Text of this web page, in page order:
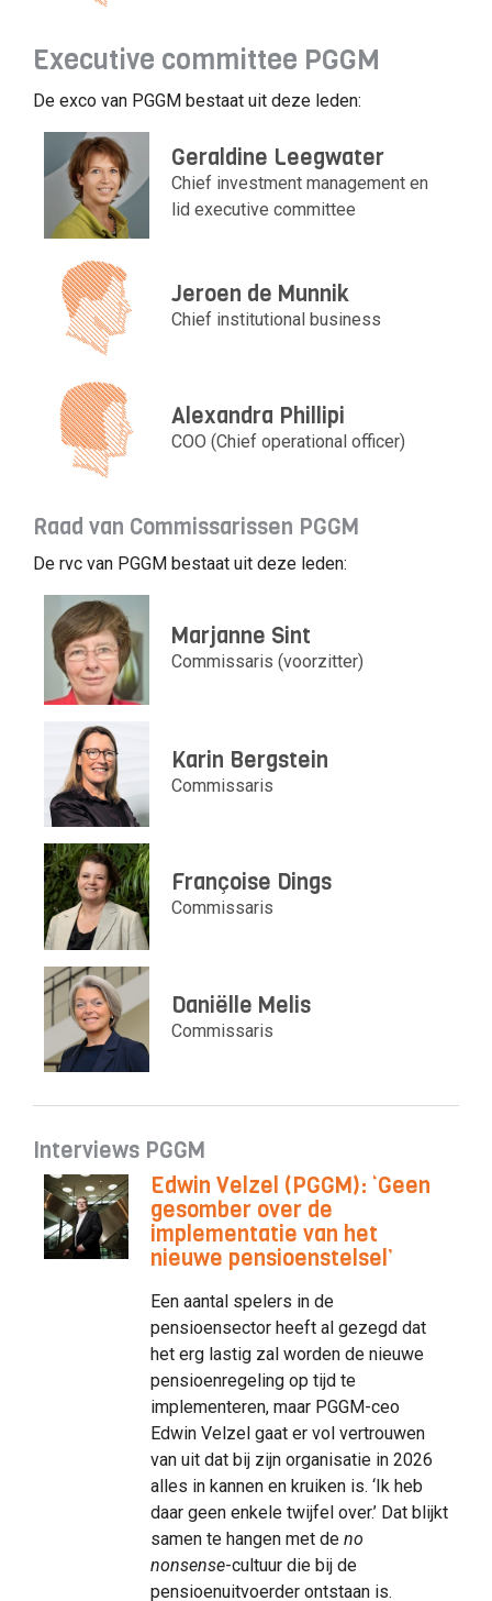
Executive committee PGGM
De exco van PGGM bestaat uit deze leden:
Geraldine Leegwater
Chief investment management en
lid executive committee
Jeroen de Munnik
Chief institutional business
Alexandra Phillipi
COO (Chief operational officer)
Raad van Commissarissen PGGM
De rvc van PGGM bestaat uit deze leden:
Marjanne Sint
Commissaris (voorzitter)
Karin Bergstein
Commissaris
Françoise Dings
Commissaris
Daniëlle Melis
Commissaris
Interviews PGGM
Edwin Velzel (PGGM): ‘Geen
gesomber over de
implementatie van het
nieuwe pensioenstelsel’
Een aantal spelers in de
pensioensector heeft al gezegd dat
het erg lastig zal worden de nieuwe
pensioenregeling op tijd te
implementeren, maar PGGM-ceo
Edwin Velzel gaat er vol vertrouwen
van uit dat bij zijn organisatie in 2026
alles in kannen en kruiken is. ‘Ik heb
daar geen enkele twijfel over.’ Dat blijkt
samen te hangen met de no
nonsense-cultuur die bij de
pensioenuitvoerder ontstaan is.